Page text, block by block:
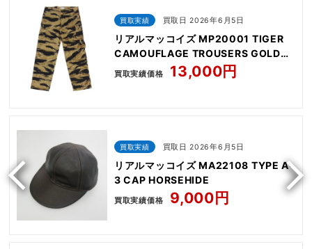
買取実績 買取日 2026年6月5日
リアルマッコイズ MP20001 TIGER
CAMOUFLAGE TROUSERS GOLD
TONE
買取実績価格 13,000円
買取実績 買取日 2026年6月5日
リアルマッコイズ MA22108 TYPE A-
3 CAP HORSEHIDE
買取実績価格 9,000円